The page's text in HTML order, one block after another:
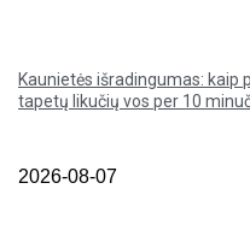
Kaunietės išradingumas: kaip
tapetų likučių vos per 10
2026-08-07